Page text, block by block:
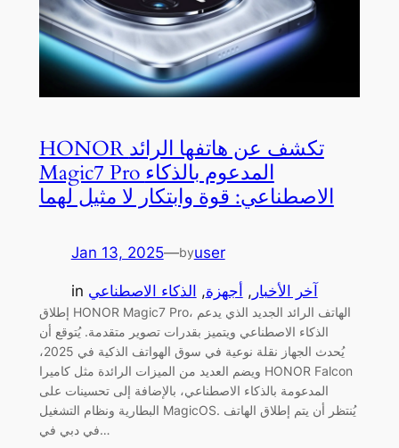
HONOR تكشف عن هاتفها الرائد
Magic7 Pro المدعوم بالذكاء
الاصطناعي: قوة وابتكار لا مثيل لهما
Jan 13, 2025—byuser
in آخر الأخبار , أجهزة, الذكاء الاصطناعي
إطلاق HONOR Magic7 Pro، الهاتف الرائد الجديد الذي يدعم
الذكاء الاصطناعي ويتميز بقدرات تصوير متقدمة. يُتوقع أن
يُحدث الجهاز نقلة نوعية في سوق الهواتف الذكية في 2025،
ويضم العديد من الميزات الرائدة مثل كاميرا HONOR Falcon
المدعومة بالذكاء الاصطناعي، بالإضافة إلى تحسينات على
البطارية ونظام التشغيل MagicOS. يُنتظر أن يتم إطلاق الهاتف
في دبي في…